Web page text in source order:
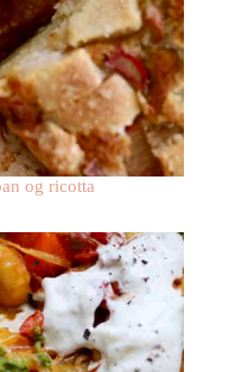
og ricotta